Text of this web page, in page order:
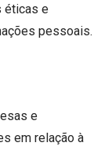
éticas e
pessoais.
e
em relação à